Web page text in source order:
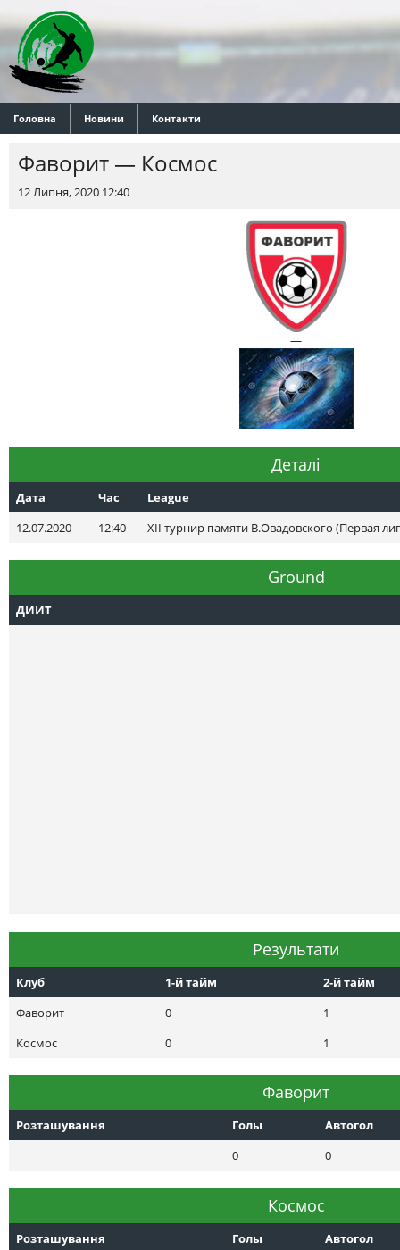
Головна Новини Контакти
Фаворит — Космос
12 Липня, 2020 12:40
—
Деталі
Дата Час
League
12.07.2020
12:40 XII турнир памяти В.Овадовского (Первая
Ground
ДИИТ
Результати
Клуб 1-й тайм
2-й тайм
Фаворит
0
1
Космос
0 1
Фаворит
Розташування Голы
Автогол
0
0
Космос
Розташування Голы
Автогол